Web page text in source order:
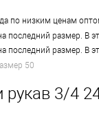
по низким ценам
последний размер. В
последний размер. В
50
3/4